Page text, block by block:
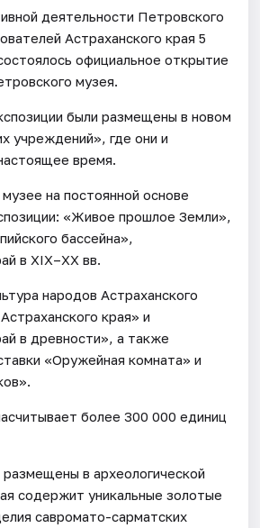
деятельности Петровского
Астраханского края 5
официальное открытие
музея.
были размещены в новом
учреждений», где они и
время.
на постоянной основе
«Живое прошлое Земли»,
бассейна»,
в XIX–XX вв.
народов Астраханского
края» и
в древности», а также
«Оружейная комната» и
более 300 000 единиц
в археологической
содержит уникальные золотые
савромато-сарматских